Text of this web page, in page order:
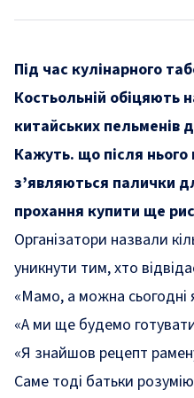
Під час кулінарного
Костьольній обіцяють
китайських пельменів
Кажуть. що після
з’являються палички
прохання купити ще
Організатори назвали
уникнути тим, хто
«Мамо, а можна сьогодні
«А ми ще будемо
«Я знайшов рецепт
Саме тоді батьки